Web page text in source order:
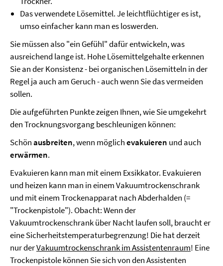
Das verwendete Lösemittel. Je leichtflüchtiger es ist,
umso einfacher kann man es loswerden.
Sie müssen also "ein Gefühl" dafür entwickeln, was
ausreichend lange ist. Hohe Lösemittelgehalte erkennen
Sie an der Konsistenz - bei organischen Lösemitteln in der
Regel ja auch am Geruch - auch wenn Sie das vermeiden
sollen.
Die aufgeführten Punkte zeigen Ihnen, wie Sie umgekehrt
den Trocknungsvorgang beschleunigen können:
Schönausbreiten, wenn möglichevakuieren und auch
erwärmen.
Evakuieren kann man mit einem Exsikkator. Evakuieren
und heizen kann man in einem Vakuumtrockenschrank
und mit einem Trockenapparat nach Abderhalden (=
"Trockenpistole"). Obacht: Wenn der
Vakuumtrockenschrank über Nacht laufen soll, braucht er
eine Sicherheitstemperaturbegrenzung! Die hat derzeit
nur derVakuumtrockenschrank im Assistentenraum! Eine
Trockenpistole können Sie sich von den Assistenten